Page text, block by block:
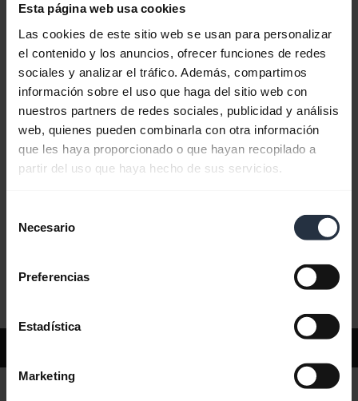
Esta página web usa cookies
Las cookies de este sitio web se usan para personalizar
el contenido y los anuncios, ofrecer funciones de redes
sociales y analizar el tráfico. Además, compartimos
información sobre el uso que haga del sitio web con
nuestros partners de redes sociales, publicidad y análisis
web, quienes pueden combinarla con otra información
que les haya proporcionado o que hayan recopilado a
partir del uso que haya hecho de sus servicios.
Necesario
Preferencias
Estadística
Marketing
Guía de sincronización Bluetooth
Preguntas más frecuentes
Documentos de producto